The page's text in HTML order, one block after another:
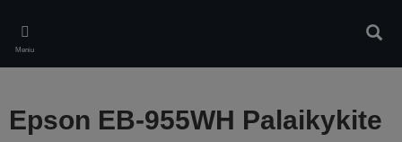
main
content
Meniu
Epson EB-955WH Palaikykite